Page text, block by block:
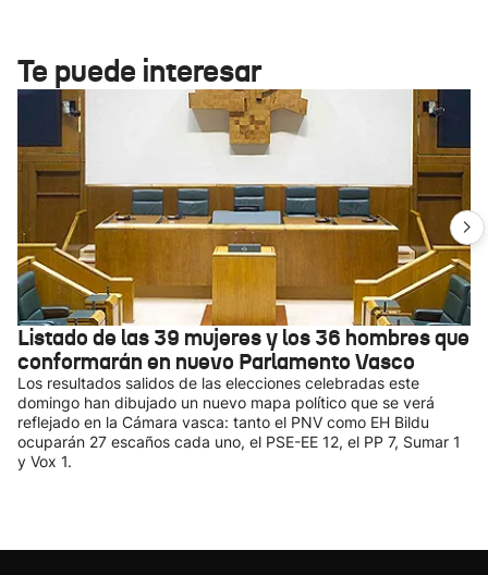
Te puede interesar
Listado de las 39 mujeres y los 36 hombres que
conformarán en nuevo Parlamento Vasco
Los resultados salidos de las elecciones celebradas este
domingo han dibujado un nuevo mapa político que se verá
reflejado en la Cámara vasca: tanto el PNV como EH Bildu
ocuparán 27 escaños cada uno, el PSE-EE 12, el PP 7, Sumar 1
y Vox 1.